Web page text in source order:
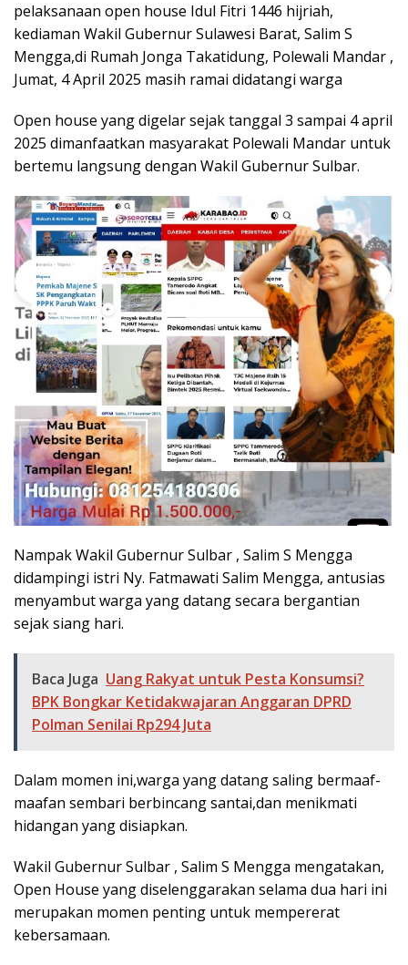
pelaksanaan open house Idul Fitri 1446 hijriah,
kediaman Wakil Gubernur Sulawesi Barat, Salim S
Mengga,di Rumah Jonga Takatidung, Polewali Mandar ,
Jumat, 4 April 2025 masih ramai didatangi warga
Open house yang digelar sejak tanggal 3 sampai 4 april
2025 dimanfaatkan masyarakat Polewali Mandar untuk
bertemu langsung dengan Wakil Gubernur Sulbar.
Nampak Wakil Gubernur Sulbar , Salim S Mengga
didampingi istri Ny. Fatmawati Salim Mengga, antusias
menyambut warga yang datang secara bergantian
sejak siang hari.
Baca Juga Uang Rakyat untuk Pesta Konsumsi?
BPK Bongkar Ketidakwajaran Anggaran DPRD
Polman Senilai Rp294 Juta
Dalam momen ini,warga yang datang saling bermaaf-
maafan sembari berbincang santai,dan menikmati
hidangan yang disiapkan.
Wakil Gubernur Sulbar , Salim S Mengga mengatakan,
Open House yang diselenggarakan selama dua hari ini
merupakan momen penting untuk mempererat
kebersamaan.